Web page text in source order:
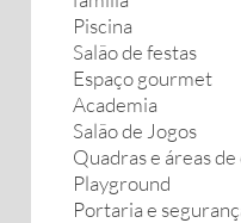
Piscina
Salão de festas
Espaço gourmet
Academia
Salão de Jogos
Quadras e áreas
Playground
Portaria e